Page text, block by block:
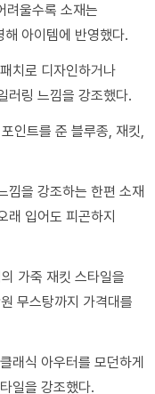
려울수록 소재는
아이템에 반영했다.
치로 디자인하거나
러링 느낌을 강조했다.
인트를 준 블루종, 재킷,
낌을 강조하는 한편 소재
래 입어도 피곤하지
가죽 재킷 스타일을
무스탕까지 가격대를
래식 아우터를 모던하게
일을 강조했다.